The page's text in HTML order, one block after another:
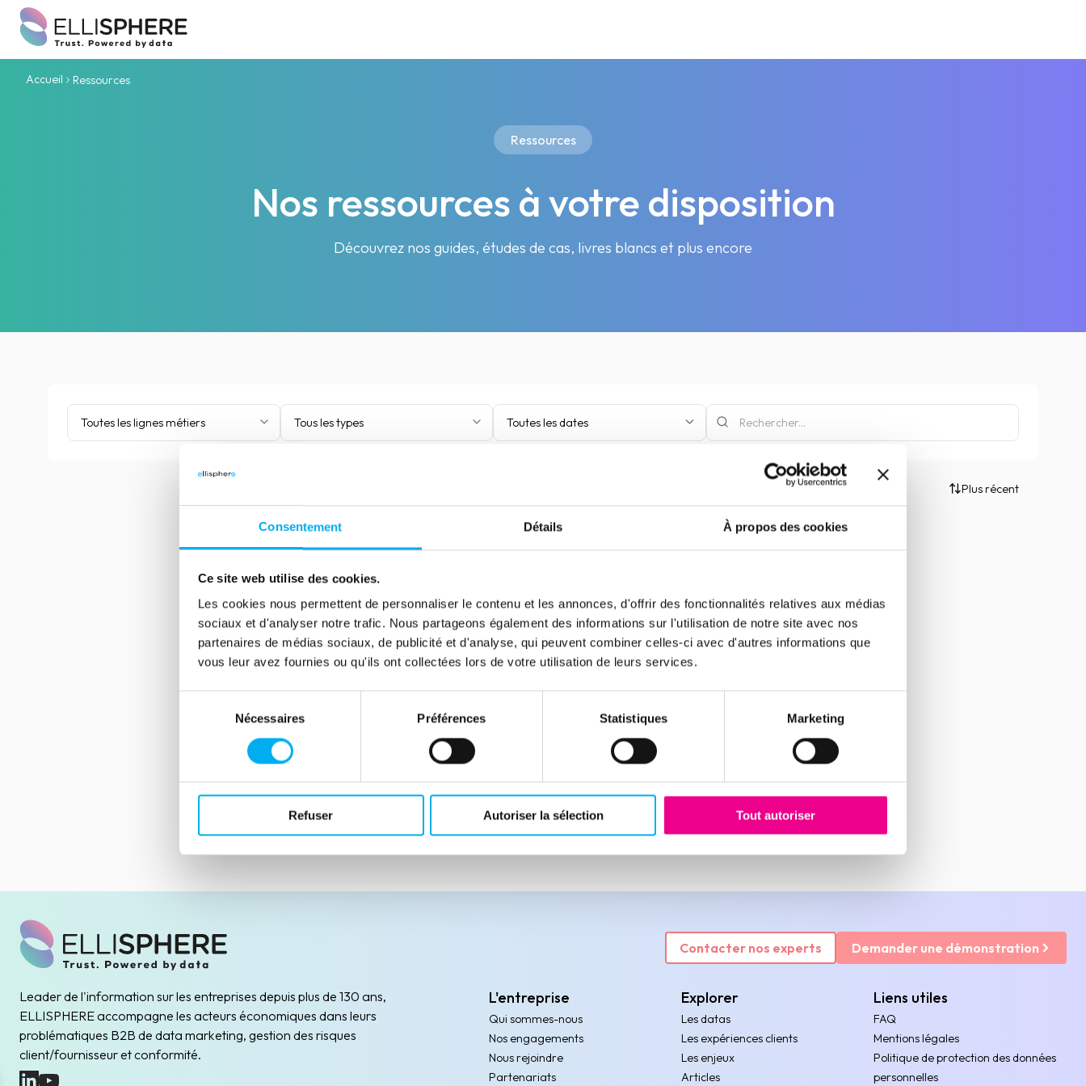
Consentement Détails À propos des cookies
Ce site web utilise des cookies.
Les cookies nous permettent de personnaliser le contenu et les annonces, d'offrir des fonctionnalités relatives aux médias
sociaux et d'analyser notre trafic. Nous partageons également des informations sur l'utilisation de notre site avec nos
partenaires de médias sociaux, de publicité et d'analyse, qui peuvent combiner celles-ci avec d'autres informations que
vous leur avez fournies ou qu'ils ont collectées lors de votre utilisation de leurs services.
consentement
Nécessaires Préférences Statistiques Marketing
Refuser Autoriser la sélection Tout autoriser
Accueil Ressources
Ressources
Nos ressources à votre disposition
Découvrez nos guides, études de cas, livres blancs et plus encore
Toutes les lignes métiers Tous les types Toutes les dates
Plus récent
Aucun résultat trouvé
Essayez de modifier vos critères de recherche
Contacter nos experts Demander une démonstration
Leader de l'information sur les entreprises depuis plus de 130 ans,
ELLISPHERE accompagne les acteurs économiques dans leurs
problématiques B2B de data marketing, gestion des risques
client/fournisseur et conformité.
(nouvelle fenêtre)
(nouvelle fenêtre)
L'entreprise
Qui sommes-nous
Nos engagements
Nous rejoindre
Partenariats
Explorer
Les datas
Les expériences clients
Les enjeux
Articles
Liens utiles
FAQ
Mentions légales
Politique de protection des données
personnelles